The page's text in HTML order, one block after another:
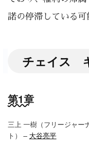
諾の停滞している可
チェイス
第1章
三上 一樹（フリージャー
ト） – 大谷亮平